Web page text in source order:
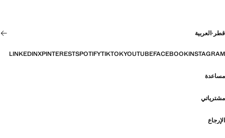
قطر ·العربية
INSTAGRAM
FACEBOOK
YOUTUBE
TIKTOK
SPOTIFY
PINTEREST
X
LINKEDIN
مساعدة
مشترياتي
الإرجاع